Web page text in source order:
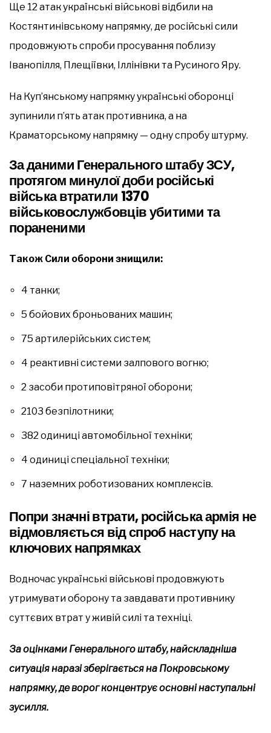
Ще 12 атак українські військові відбили на
Костянтинівському напрямку, де російські сили
продовжують спроби просування поблизу
Іванопілля, Плещіївки, Іллінівки та Русиного Яру.
На Куп’янському напрямку українські оборонці
зупинили п’ять атак противника, а на
Краматорському напрямку — одну спробу штурму.
За даними Генерального штабу ЗСУ,
протягом минулої доби російські
війська втратили 1370
військовослужбовців убитими та
пораненими
Також Сили оборони знищили:
4 танки;
5 бойових броньованих машин;
75 артилерійських систем;
4 реактивні системи залпового вогню;
2 засоби протиповітряної оборони;
2103 безпілотники;
382 одиниці автомобільної техніки;
4 одиниці спеціальної техніки;
7 наземних роботизованих комплексів.
Попри значні втрати, російська армія не
відмовляється від спроб наступу на
ключових напрямках
Водночас українські військові продовжують
утримувати оборону та завдавати противнику
суттєвих втрат у живій силі та техніці.
За оцінками Генерального штабу, найскладніша
ситуація наразі зберігається на Покровському
напрямку, де ворог концентрує основні наступальні
зусилля.